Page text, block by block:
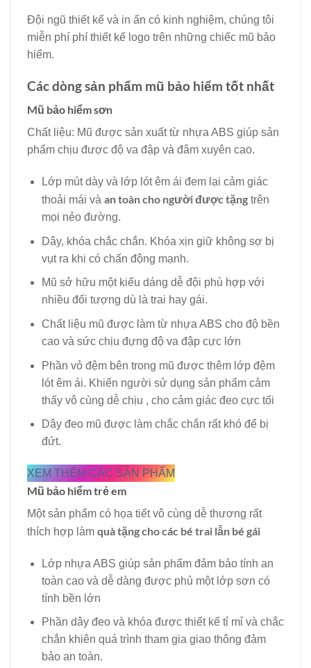
Đội ngũ thiết kế và in ấn có kinh nghiệm, chúng tôi
miễn phí phí thiết kế logo trên những chiếc mũ bảo
hiểm.
Các dòng sản phẩm mũ bảo hiểm tốt nhất
Mũ bảo hiểm sơn
Chất liệu: Mũ được sản xuất từ nhựa ABS giúp sản
phẩm chịu được độ va đập và đâm xuyên cao.
Lớp mút dày và lớp lót êm ái đem lại cảm giác
thoải mái và an toàn cho người được tặngtrên
mọi nẻo đường.​
Dây, khóa chắc chắn. Khóa xịn giữ không sợ bị
vụt ra khi có chấn động mạnh.
Mũ sở hữu một kiểu dáng dễ đội phù hợp với
nhiều đối tượng dù là trai hay gái.
Chất liệu mũ được làm từ nhựa ABS cho độ bền
cao và sức chịu đựng độ va đập cực lớn
Phần vỏ đệm bên trong mũ được thêm lớp đệm
lót êm ái. Khiến người sử dụng sản phẩm cảm
thấy vô cùng dễ chịu , cho cảm giác đeo cực tối
Dây đeo mũ được làm chắc chắn rất khó để bị
đứt.
XEM THÊM CÁC SẢN PHẨM
Mũ bảo hiểm trẻ em
Một sản phẩm có họa tiết vô cùng dễ thương rất
thích hợp làm quà tặng cho các bé trai lẫn bé gái
Lớp nhựa ABS giúp sản phẩm đảm bảo tính an
toàn cao và dễ dàng được phủ một lớp sơn có
tính bền lớn
Phần dây đeo và khóa được thiết kế tỉ mỉ và chắc
chắn khiên quá trình tham gia giao thông đảm
bảo an toàn.